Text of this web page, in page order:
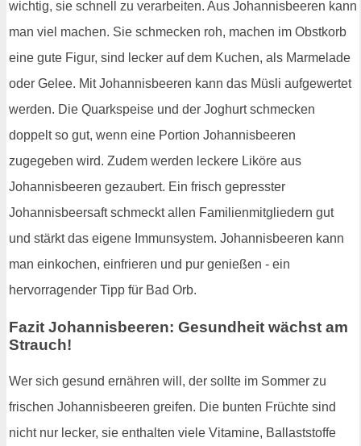
wichtig, sie schnell zu verarbeiten. Aus Johannisbeeren kann
man viel machen. Sie schmecken roh, machen im Obstkorb
eine gute Figur, sind lecker auf dem Kuchen, als Marmelade
oder Gelee. Mit Johannisbeeren kann das Müsli aufgewertet
werden. Die Quarkspeise und der Joghurt schmecken
doppelt so gut, wenn eine Portion Johannisbeeren
zugegeben wird. Zudem werden leckere Liköre aus
Johannisbeeren gezaubert. Ein frisch gepresster
Johannisbeersaft schmeckt allen Familienmitgliedern gut
und stärkt das eigene Immunsystem. Johannisbeeren kann
man einkochen, einfrieren und pur genießen - ein
hervorragender Tipp für Bad Orb.
Fazit Johannisbeeren: Gesundheit wächst am
Strauch!
Wer sich gesund ernähren will, der sollte im Sommer zu
frischen Johannisbeeren greifen. Die bunten Früchte sind
nicht nur lecker, sie enthalten viele Vitamine, Ballaststoffe